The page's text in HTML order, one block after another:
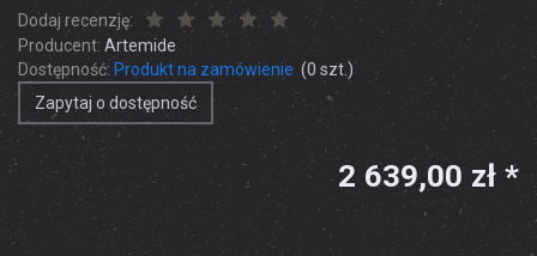
Dodaj recenzję:
Producent: Artemide
Dostępność: Produkt na zamówienie (0 szt.)
Zapytaj o dostępność
2 639,00 zł *